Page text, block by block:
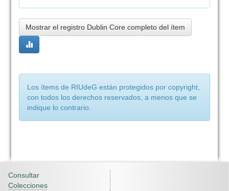
Mostrar el registro Dublin Core completo del ítem
Los ítems de RIUdeG están protegidos por copyright,
con todos los derechos reservados, a menos que se
indique lo contrario.
Consultar
Colecciones